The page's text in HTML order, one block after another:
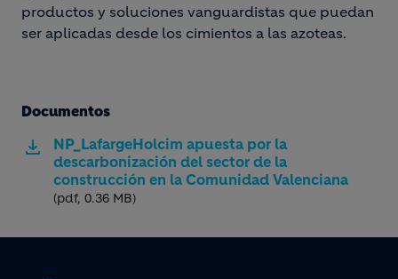
productos y soluciones vanguardistas que puedan
ser aplicadas desde los cimientos a las azoteas.
Documentos
NP_LafargeHolcim apuesta por la
descarbonización del sector de la
construcción en la Comunidad Valenciana
(pdf, 0.36 MB)